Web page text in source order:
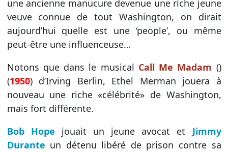
une ancienne manucure devenue une riche jeune
veuve connue de tout Washington, on dirait
aujourd’hui quelle est une ‘people’, ou même
peut-être une influenceuse…
Notons que dans le musical Call Me Madam ()
(1950) d’Irving Berlin, Ethel Merman jouera à
nouveau une riche «célébrité» de Washington,
mais fort différente.
Bob Hope jouait un jeune avocat et Jimmy
Durante un détenu libéré de prison contre sa